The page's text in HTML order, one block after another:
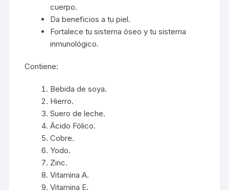
cuerpo.
Da beneficios a tu piel.
Fortalece tu sistema óseo y tu sistema
inmunológico.
Contiene:
Bebida de soya.
Hierro.
Suero de leche.
Ácido Fólico.
Cobre.
Yodo.
Zinc.
Vitamina A.
Vitamina E.